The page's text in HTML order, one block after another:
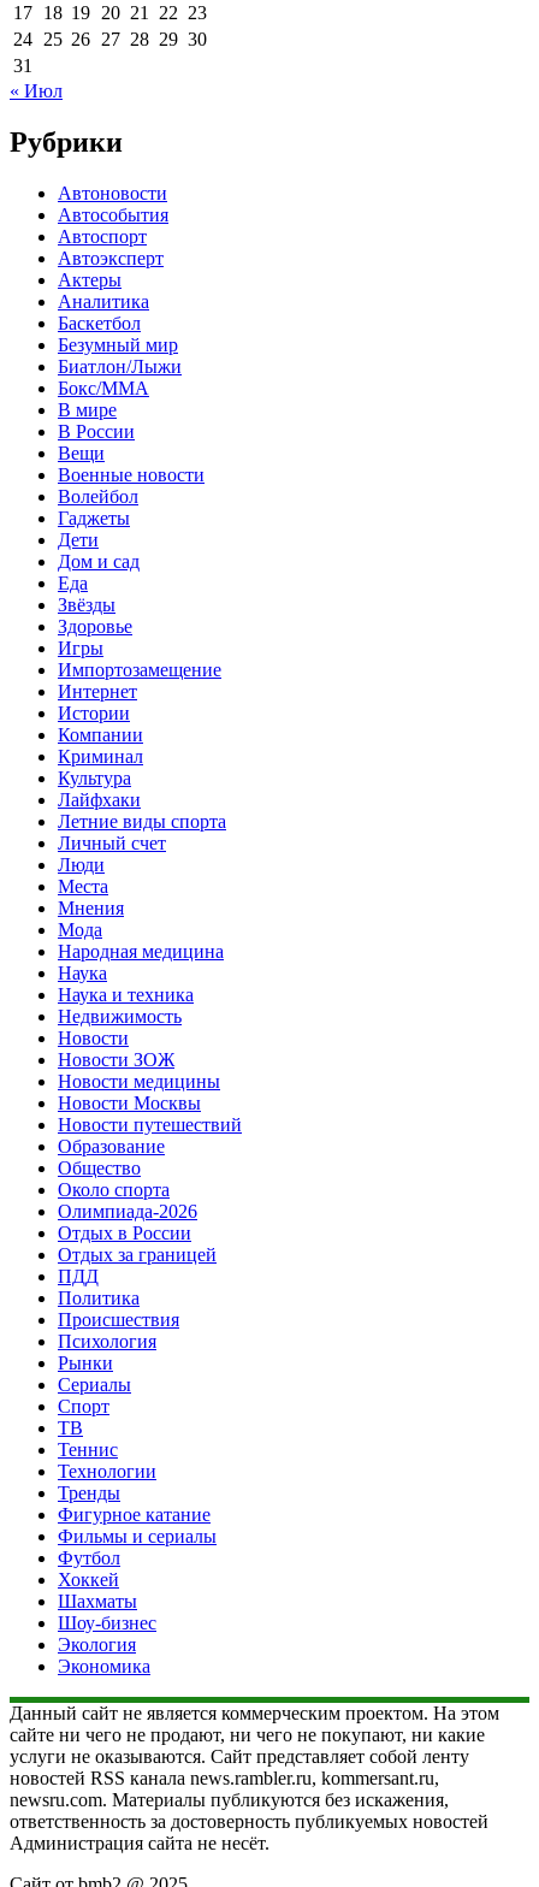
17 18 19 20 21 22 23
24 25 26 27 28 29 30
31
« Июл
Рубрики
Автоновости
Автособытия
Автоспорт
Автоэксперт
Актеры
Аналитика
Баскетбол
Безумный мир
Биатлон/Лыжи
Бокс/MMA
В мире
В России
Вещи
Военные новости
Волейбол
Гаджеты
Дети
Дом и сад
Еда
Звёзды
Здоровье
Игры
Импортозамещение
Интернет
Истории
Компании
Криминал
Культура
Лайфхаки
Летние виды спорта
Личный счет
Люди
Места
Мнения
Мода
Народная медицина
Наука
Наука и техника
Недвижимость
Новости
Новости ЗОЖ
Новости медицины
Новости Москвы
Новости путешествий
Образование
Общество
Около спорта
Олимпиада-2026
Отдых в России
Отдых за границей
ПДД
Политика
Происшествия
Психология
Рынки
Сериалы
Спорт
ТВ
Теннис
Технологии
Тренды
Фигурное катание
Фильмы и сериалы
Футбол
Хоккей
Шахматы
Шоу-бизнес
Экология
Экономика
Данный сайт не является коммерческим проектом. На этом
сайте ни чего не продают, ни чего не покупают, ни какие
услуги не оказываются. Сайт представляет собой ленту
новостей RSS канала news.rambler.ru, kommersant.ru,
newsru.com. Материалы публикуются без искажения,
ответственность за достоверность публикуемых новостей
Администрация сайта не несёт.